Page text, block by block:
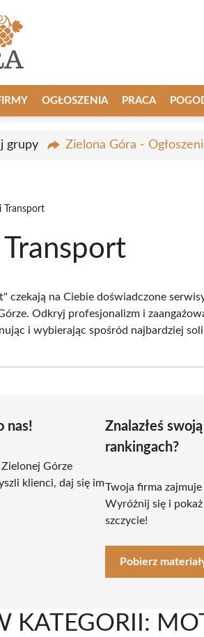
OGŁOSZENIA PRACA
grupy Zielona Góra -
Transport
czekają na Ciebie doświadczone
Odkryj profesjonalizm i
i wybierając spośród najbardziej
nas!
Górze
klienci, daj się im
Znalazłeś
rankingach?
Twoja firma
Wyróżnij się i
szczycie!
Pobierz
KATEGORII: